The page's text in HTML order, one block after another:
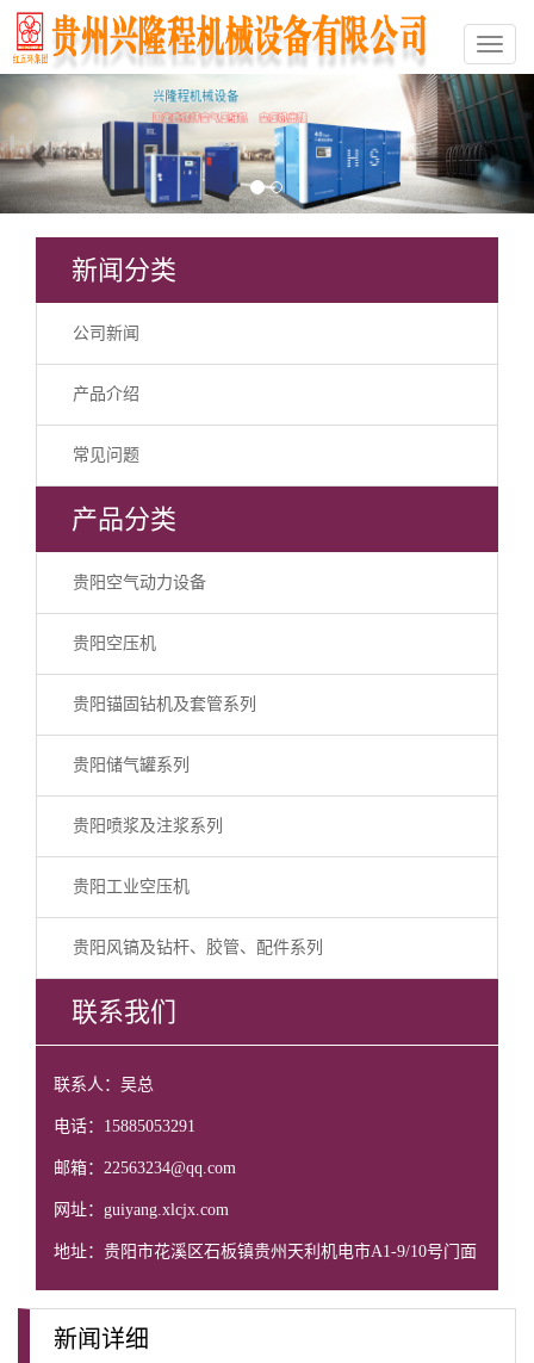
Previous
新闻分类
公司新闻
产品介绍
常见问题
产品分类
贵阳空气动力设备
贵阳空压机
贵阳锚固钻机及套管系列
贵阳储气罐系列
贵阳喷浆及注浆系列
贵阳工业空压机
贵阳风镐及钻杆、胶管、配件系列
联系我们
联系人：吴总
电话：15885053291
邮箱：22563234@qq.com
网址：guiyang.xlcjx.com
地址：贵阳市花溪区石板镇贵州天利机电市A1-9/10号门面
新闻详细